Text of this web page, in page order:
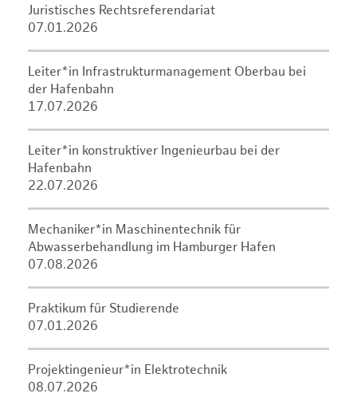
Juristisches Rechtsreferendariat
07.01.2026
Leiter*in Infrastrukturmanagement Oberbau bei
der Hafenbahn
17.07.2026
Leiter*in konstruktiver Ingenieurbau bei der
Hafenbahn
22.07.2026
Mechaniker*in Maschinentechnik für
Abwasserbehandlung im Hamburger Hafen
07.08.2026
Praktikum für Studierende
07.01.2026
Projektingenieur*in Elektrotechnik
08.07.2026